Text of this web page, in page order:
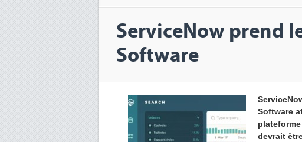
ServiceNow prend
Software
Software
devrait